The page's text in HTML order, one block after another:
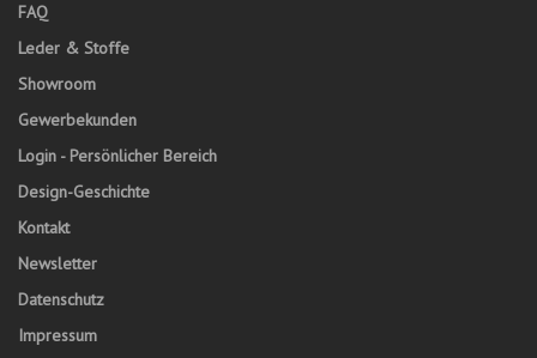
FAQ
Leder & Stoffe
Showroom
Gewerbekunden
Login - Persönlicher Bereich
Design-Geschichte
Kontakt
Newsletter
Datenschutz
Impressum